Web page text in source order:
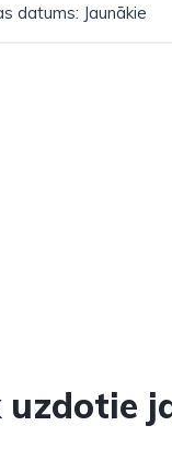
datums: Jaunākie
uzdotie